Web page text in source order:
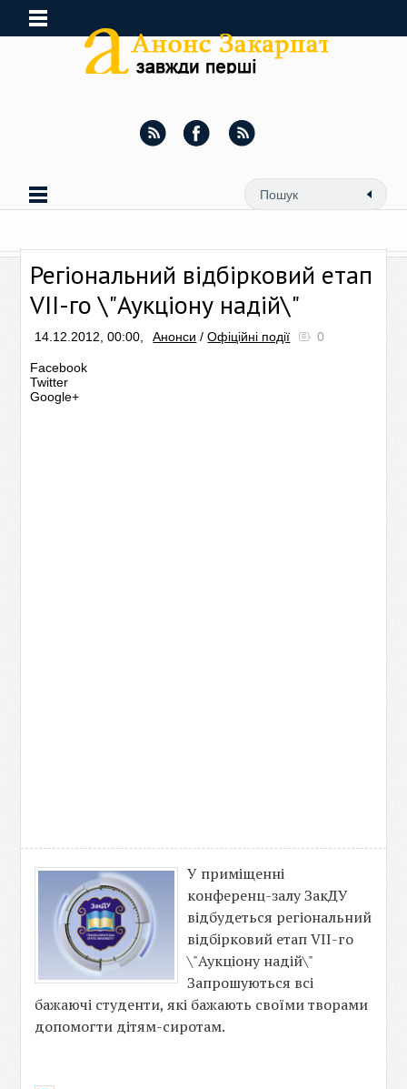
Регіональний відбірковий етап
VII-го \"Аукціону надій\"
14.12.2012, 00:00, Анонси /Офіційні події 0
Facebook
Twitter
Google+
У приміщенні
конференц-залу ЗакДУ
відбудеться регіональний
відбірковий етап VII-го
\"Аукціону надій\"
Запрошуються всі
бажаючі студенти, які бажають своїми творами
допомогти дітям-сиротам.